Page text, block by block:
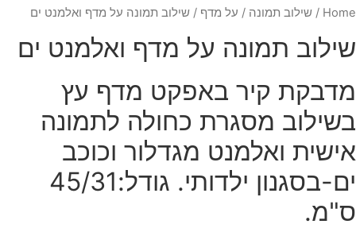
/ שילוב תמונה/ על מדף/ שילוב תמונה על מדף ואלמנט ים
תמונה על מדף ואלמנט ים
קיר באפקט מדף עץ
מסגרת כחולה לתמונה
ואלמנט מגדלור וכוכב
ים-בסגנון ילדותי. גודל:45/31